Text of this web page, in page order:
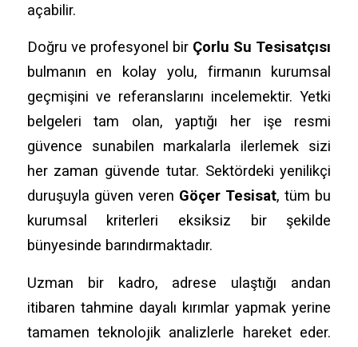
açabilir.
Doğru ve profesyonel bir Çorlu Su Tesisatçısı
bulmanın en kolay yolu, firmanın kurumsal
geçmişini ve referanslarını incelemektir. Yetki
belgeleri tam olan, yaptığı her işe resmi
güvence sunabilen markalarla ilerlemek sizi
her zaman güvende tutar. Sektördeki yenilikçi
duruşuyla güven veren Göçer Tesisat, tüm bu
kurumsal kriterleri eksiksiz bir şekilde
bünyesinde barındırmaktadır.
Uzman bir kadro, adrese ulaştığı andan
itibaren tahmine dayalı kırımlar yapmak yerine
tamamen teknolojik analizlerle hareket eder.